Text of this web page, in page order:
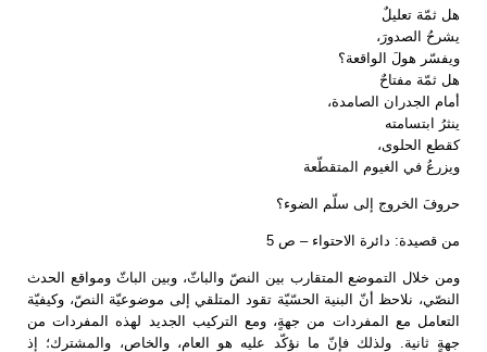
هل ثمّة تعليلٌ
يشرحُ الصدورَ،
ويفسّر هولَ الواقعة؟
هل ثمّة مفتاحٌ
أمام الجدران الصامدة،
ينثرُ ابتسامته
كقطع الحلوى،
ويزرعُ في الغيوم المتقطّعة
حروفَ الخروج إلى سلّم الضوء؟
من قصيدة: دائرة الاحتواء – ص 5
ومن خلال التموضع المتقارب بين النصّ والباثّ، وبين الباثّ ومواقع الحدث
النصّي، نلاحظ أنّ البنية الحسّيّة تقود المتلقي إلى موضوعيّة النصّ، وكيفيّة
التعامل مع المفردات من جهةٍ، ومع التركيب الجديد لهذه المفردات من
جهةٍ ثانية. ولذلك فإنّ ما نؤكّد عليه هو العام، والخاص، والمشترك؛ إذ